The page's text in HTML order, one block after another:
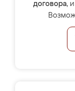
договора,